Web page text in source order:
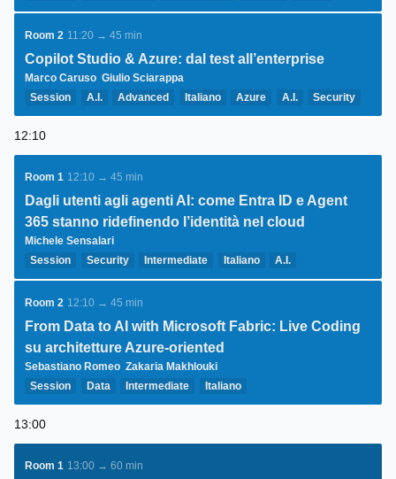
DevOps
IaaS PaaS Architecture Data
Security
Room 2 11:20 → 45 min
Copilot Studio & Azure: dal test all’enterprise
Marco Caruso Giulio Sciarappa
Session
A.I. Advanced Italiano Azure A.I. Security
12:10
Room 1 12:10 → 45 min
Dagli utenti agli agenti AI: come Entra ID e Agent
365 stanno ridefinendo l’identità nel cloud
Michele Sensalari
Session
Security Intermediate Italiano
A.I.
Architecture
Security
Room 2 12:10 → 45 min
From Data to AI with Microsoft Fabric: Live Coding
su architetture Azure-oriented
Sebastiano Romeo Zakaria Makhlouki
Session
Data Intermediate Italiano
13:00
Room 1 13:00 → 60 min